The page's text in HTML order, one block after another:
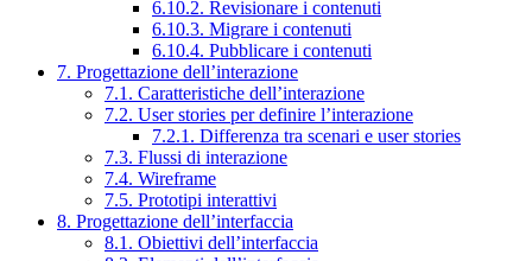
6.10.2. Revisionare i contenuti
6.10.3. Migrare i contenuti
6.10.4. Pubblicare i contenuti
7. Progettazione dell’interazione
7.1. Caratteristiche dell’interazione
7.2. User stories per definire l’interazione
7.2.1. Differenza tra scenari e user stories
7.3. Flussi di interazione
7.4. Wireframe
7.5. Prototipi interattivi
8. Progettazione dell’interfaccia
8.1. Obiettivi dell’interfaccia